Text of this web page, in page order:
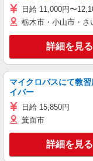
日給 11,000円〜
栃木市・小山市・さ
詳細を見る
マイクロバスにて教
イバー
日給 15,850円
箕面市
詳細を見る